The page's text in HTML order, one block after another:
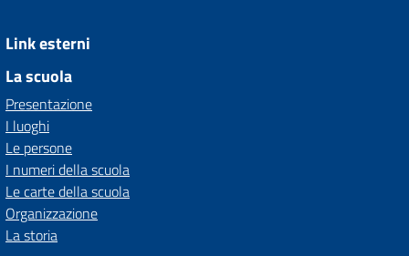
Link esterni
La scuola
Presentazione
I luoghi
Le persone
I numeri della scuola
Le carte della scuola
Organizzazione
La storia